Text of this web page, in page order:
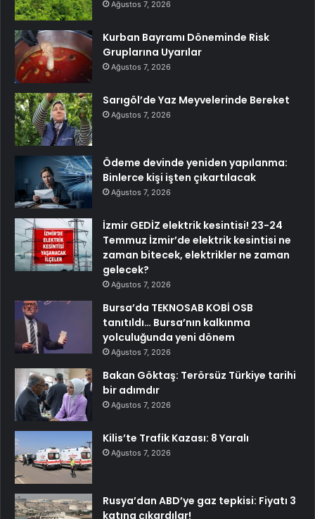
Ağustos 7, 2026
Kurban Bayramı Döneminde Risk
Gruplarına Uyarılar
Ağustos 7, 2026
Sarıgöl’de Yaz Meyvelerinde Bereket
Ağustos 7, 2026
Ödeme devinde yeniden yapılanma:
Binlerce kişi işten çıkartılacak
Ağustos 7, 2026
İzmir GEDİZ elektrik kesintisi! 23-24
Temmuz İzmir’de elektrik kesintisi ne
zaman bitecek, elektrikler ne zaman
gelecek?
Ağustos 7, 2026
Bursa’da TEKNOSAB KOBİ OSB
tanıtıldı… Bursa’nın kalkınma
yolculuğunda yeni dönem
Ağustos 7, 2026
Bakan Göktaş: Terörsüz Türkiye tarihi
bir adımdır
Ağustos 7, 2026
Kilis’te Trafik Kazası: 8 Yaralı
Ağustos 7, 2026
Rusya’dan ABD’ye gaz tepkisi: Fiyatı 3
katına çıkardılar!